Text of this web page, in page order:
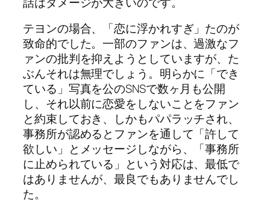
テヨンの場合、「恋に浮かれすぎ」たのが
致命的でした。一部のファンは、過激なフ
ァンの批判を抑えようとしていますが、た
ぶんそれは無理でしょう。明らかに「でき
ている」写真を公のSNSで数ヶ月も公開
し、それ以前に恋愛をしないことをファン
と約束しておき、しかもパパラッチされ、
事務所が認めるとファンを通して「許して
欲しい」とメッセージしながら、「事務所
に止められている」という対応は、最低で
はありませんが、最良でもありませんでし
た。